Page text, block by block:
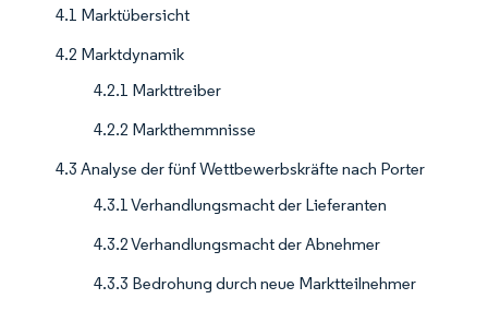
4.1 Marktübersicht
4.2 Marktdynamik
4.2.1 Markttreiber
4.2.2 Markthemmnisse
4.3 Analyse der fünf Wettbewerbskräfte nach Porter
4.3.1 Verhandlungsmacht der Lieferanten
4.3.2 Verhandlungsmacht der Abnehmer
4.3.3 Bedrohung durch neue Marktteilnehmer